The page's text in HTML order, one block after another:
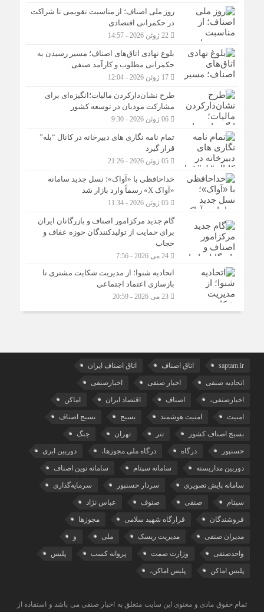
روز ملی اصناف؛ از مناسبت تقویمی تا شراکت
در حکمرانی اقتصادی
22 ژوئن 2026 - 14:57
بلوغ نهادی اتاق‌های اصناف؛ مسیر رسیدن به
حکمرانی مطلوب و کارآمد صنفی
17 ژوئن 2026 - 12:04
طرح نشان‌دارکردن مالیات؛انگیزه‌ای برای
مشارکت مودیان در توسعه کشور
06 ژوئن 2026 - 9:30
تمام نامه نگاری های دبیرخانه در کانال “بله”
قرار گیرد
05 ژوئن 2026 - 21:26
خداحافظی با «آواک»؛ نسل جدید سامانه
«آواک X» رسماً وارد بازار شد
05 ژوئن 2026 - 11:34
گام جدید مرکزامور اصناف و بازرگانان ایران
برای حمایت از تولیدکنندگان حوزه عفاف و
حجاب
24 می 2026 - 7:56
اتحادیه شنوا؛ از مدیریت شکایت مشتری تا
بازسازی اعتماد اجتماعی ‌
23 می 2026 - 20:59
saptam.ir اتاق اصناف اتاق اصناف ایران
اتحادیه صنفی اخبار صنفی اخبارصنفی
اخبارصنفی، اصناف اقتصاد ایران اماکن
امنیت امنیت هوشمند بسیج بسیج اصناف
بسیج اصناف کشور تتر تهران جنگ
حسنپور درگاه درگاه ملی مجوزها، دوربین ابری
دوربین مداربسته سامانه سپتام سامانه نوین اصناف
سامانه پایش تصویری سردار حسنپور سرمایه‌گذاری
سپتام صنفی صنوف عباس نژاد
فروشندگان قرارگاه شهید سلامی مجوزها
مدیران صنفی مدیریت ریسک ملی و
واحدصنفی وزارت صمت پروانه کسب پلیس
پلیس اماکن پلیس اماکن،
تمام حقوق مادی و معنوی این سایت متعلق به اخبار صنفی می باشد و استفاده از